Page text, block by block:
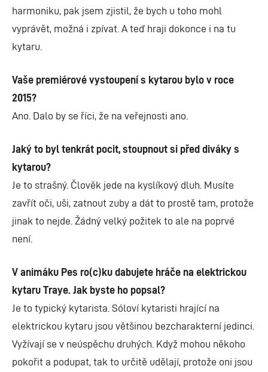
harmoniku, pak jsem zjistil, že bych u toho mohl
vyprávět, možná i zpívat. A teď hraji dokonce i na tu
kytaru.
Vaše premiérové vystoupení s kytarou bylo v roce
2015?
Ano. Dalo by se říci, že na veřejnosti ano.
Jaký to byl tenkrát pocit, stoupnout si před diváky s
kytarou?
Je to strašný. Člověk jede na kyslíkový dluh. Musíte
zavřít oči, uši, zatnout zuby a dát to prostě tam, protože
jinak to nejde. Žádný velký požitek to ale na poprvé
není.
V animáku Pes ro(c)ku dabujete hráče na elektrickou
kytaru Traye. Jak byste ho popsal?
Je to typický kytarista. Sóloví kytaristi hrající na
elektrickou kytaru jsou většinou bezcharakterní jedinci.
Vyžívají se v neúspěchu druhých. Když mohou někoho
pokořit a podupat, tak to určitě udělají, protože oni jsou